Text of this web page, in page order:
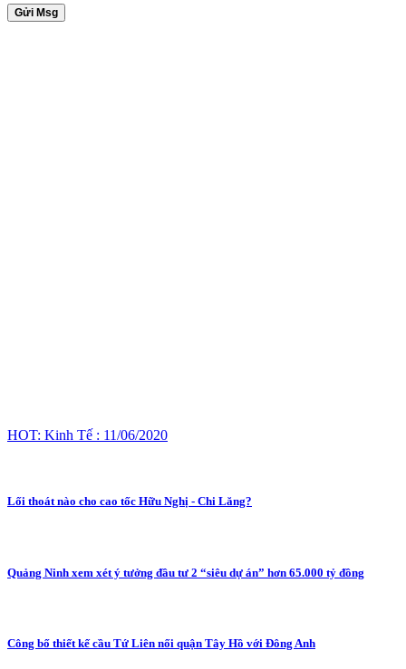
Gửi Msg
HOT: Kinh Tế : 11/06/2020
Lối thoát nào cho cao tốc Hữu Nghị - Chi Lăng?
Quảng Ninh xem xét ý tưởng đầu tư 2 “siêu dự án” hơn 65.000 tỷ đồng
Công bố thiết kế cầu Tứ Liên nối quận Tây Hồ với Đông Anh